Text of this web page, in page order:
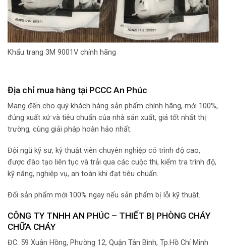
Khẩu trang 3M 9001V chính hãng
Địa chỉ mua hàng tại PCCC An Phúc
Mang đến cho quý khách hàng sản phẩm chính hãng, mới 100%,
đúng xuất xứ và tiêu chuẩn của nhà sản xuất, giá tốt nhất thị
trường, cùng giải pháp hoàn hảo nhất.
Đội ngũ kỹ sư, kỹ thuật viên chuyên nghiệp có trình độ cao,
được đào tạo liên tục và trải qua các cuộc thi, kiểm tra trình độ,
kỹ năng, nghiệp vụ, an toàn khi đạt tiêu chuẩn.
Đổi sản phẩm mới 100% ngay nếu sản phẩm bị lỗi kỹ thuật.
CÔNG TY TNHH AN PHÚC – THIẾT BỊ PHÒNG CHÁY
CHỮA CHÁY
ĐC: 59 Xuân Hồng, Phường 12, Quận Tân Bình, Tp.Hồ Chí Minh